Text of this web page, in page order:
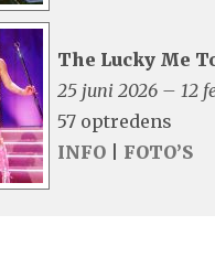
The Lucky Me
25 juni 2026 – 12
57 optredens
INFO
FOTO’S